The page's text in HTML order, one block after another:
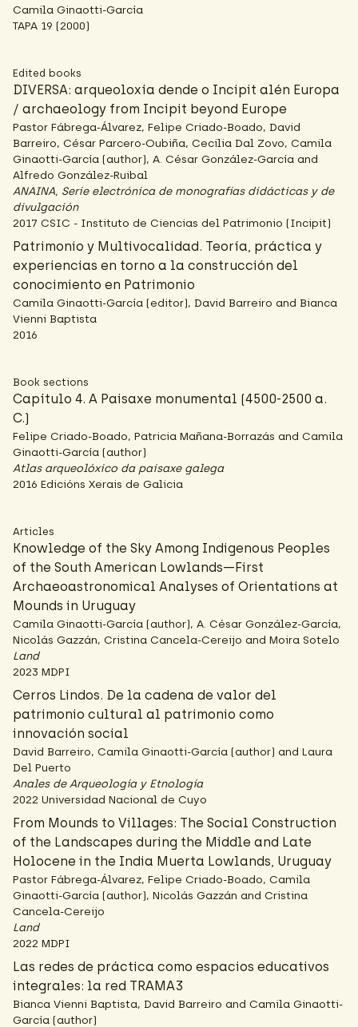
Camila Ginaotti-García
TAPA 19 (2000)
Edited books
DIVERSA: arqueoloxía dende o Incipit alén Europa
/ archaeology from Incipit beyond Europe
Pastor Fábrega-Álvarez, Felipe Criado-Boado, David
Barreiro, César Parcero-Oubiña, Cecilia Dal Zovo, Camila
Ginaotti-García (author), A. César González-García and
Alfredo González-Ruibal
ANAINA, Serie electrónica de monografías didácticas y de
divulgación
2017 CSIC - Instituto de Ciencias del Patrimonio (Incipit)
Patrimonio y Multivocalidad. Teoría, práctica y
experiencias en torno a la construcción del
conocimiento en Patrimonio
Camila Ginaotti-García (editor), David Barreiro and Bianca
Vienni Baptista
2016
Book sections
Capítulo 4. A Paisaxe monumental (4500-2500 a.
C.)
Felipe Criado-Boado, Patricia Mañana-Borrazás and Camila
Ginaotti-García (author)
Atlas arqueolóxico da paisaxe galega
2016 Edicións Xerais de Galicia
Articles
Knowledge of the Sky Among Indigenous Peoples
of the South American Lowlands—First
Archaeoastronomical Analyses of Orientations at
Mounds in Uruguay
Camila Ginaotti-García (author), A. César González-García,
Nicolás Gazzán, Cristina Cancela-Cereijo and Moira Sotelo
Land
2023 MDPI
Cerros Lindos. De la cadena de valor del
patrimonio cultural al patrimonio como
innovación social
David Barreiro, Camila Ginaotti-García (author) and Laura
Del Puerto
Anales de Arqueología y Etnología
2022 Universidad Nacional de Cuyo
From Mounds to Villages: The Social Construction
of the Landscapes during the Middle and Late
Holocene in the India Muerta Lowlands, Uruguay
Pastor Fábrega-Álvarez, Felipe Criado-Boado, Camila
Ginaotti-García (author), Nicolás Gazzán and Cristina
Cancela-Cereijo
Land
2022 MDPI
Las redes de práctica como espacios educativos
integrales: la red TRAMA3
Bianca Vienni Baptista, David Barreiro and Camila Ginaotti-
García (author)